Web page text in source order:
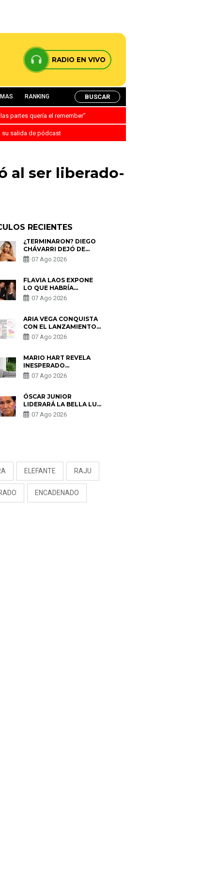
RADIO EN VIVO
RANKING BUSCAR
partes quería el remember”
su salida de pódcast
al ser liberado-
RECIENTES
¿TERMINARON? DIEGO
CHÁVARRI DEJÓ DE
SEGUIR A GABRIELA
HERRERA Y ANUNCIA SU
07 Ago 2026
FLAVIA LAOS EXPONE
LO QUE HABRÍA
BUSCADO PABLO
HEREDIA CON ALE
PARTES QUERÍA EL
REMEMBER”
07 Ago 2026
ARIA VEGA CONQUISTA
CON EL LANZAMIENTO
DE “TOTOTO (+4)”
07 Ago 2026
MARIO HART REVELA
INESPERADO
PROBLEMA DE SALUD
ANTES DE SEPARARSE
ENCONTRARON UN
TUMOR”
07 Ago 2026
ÓSCAR JUNIOR
LIDERARÁ LA BELLA LUZ
TRAS SALIDA DE SU
PADRE POR POLÉMICA
07 Ago 2026
ELEFANTE RAJU
ENCADENADO